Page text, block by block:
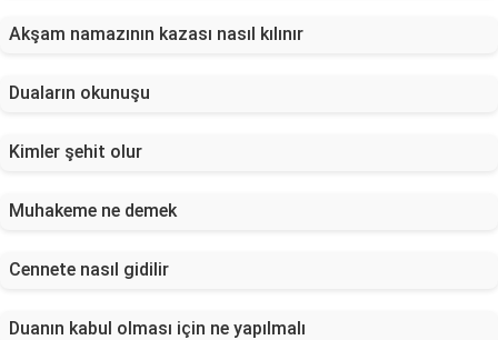
Akşam namazının kazası nasıl kılınır
Duaların okunuşu
Kimler şehit olur
Muhakeme ne demek
Cennete nasıl gidilir
Duanın kabul olması için ne yapılmalı